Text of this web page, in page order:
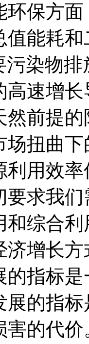
环保方
值能耗
污染物
速增长
然前提
场扭曲
利用效
要求我
和综合利
长方
的指标
展的指
害的代